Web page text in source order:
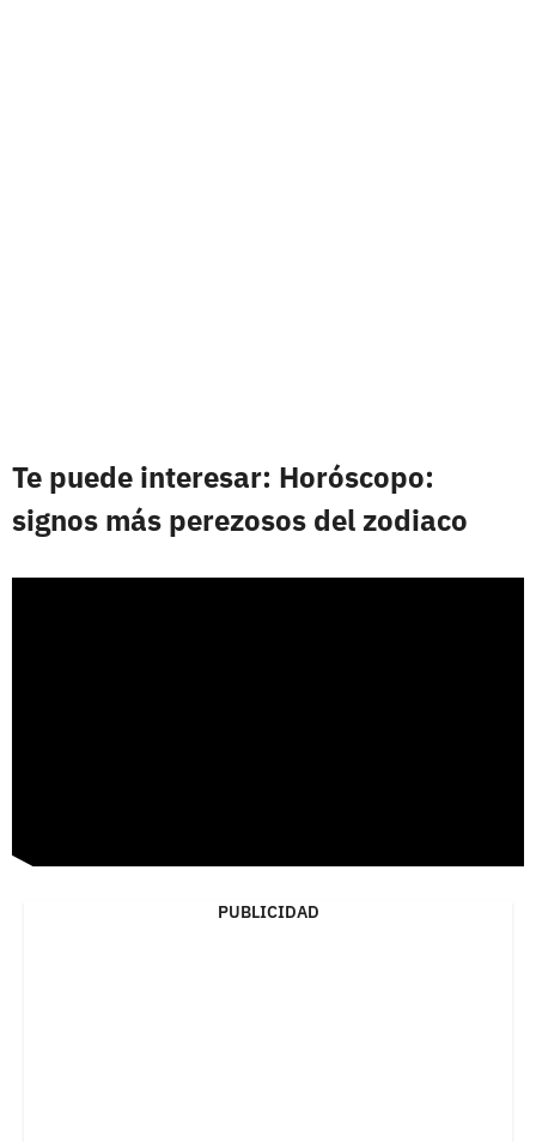
Te puede interesar: Horóscopo:
signos más perezosos del zodiaco
PUBLICIDAD